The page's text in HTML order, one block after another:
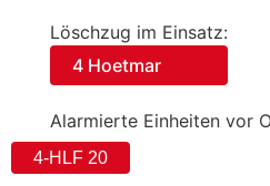
Löschzug im Einsatz:
4 Hoetmar
Alarmierte Einheiten vor
4-HLF 20